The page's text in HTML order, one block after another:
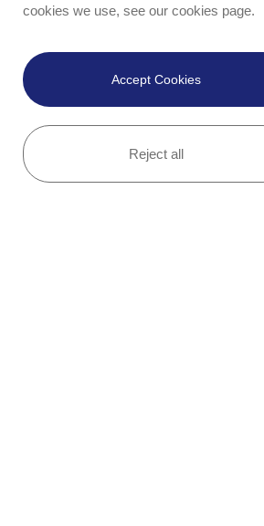
cookies we use, see our cookies page.
Accept Cookies
Reject all